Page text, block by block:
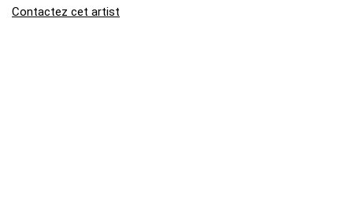
Contactez cet artist